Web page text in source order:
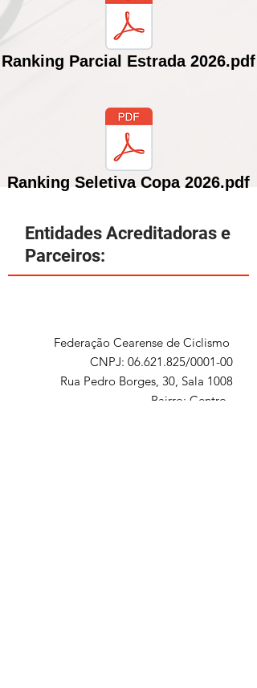
Ranking Parcial Estrada 2026.pdf
Ranking Seletiva Copa 2026.pdf
Entidades Acreditadoras e
Parceiros:
Federação Cearense de Ciclismo
CNPJ: 06.621.825/0001-00
Rua Pedro Borges, 30, Sala 1008
Bairro: Centro,